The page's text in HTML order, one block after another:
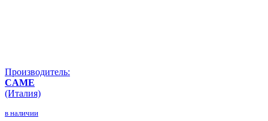
Производитель:
CAME
(Италия)
в наличии